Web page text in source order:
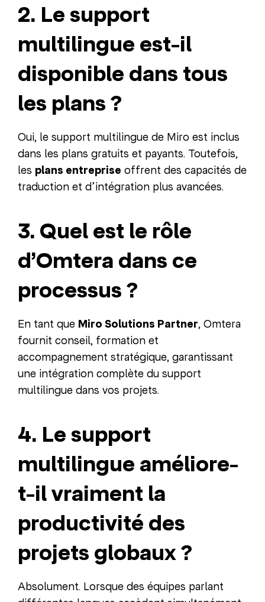
2. Le support
multilingue est-il
disponible dans tous
les plans ?
Oui, le support multilingue de Miro est inclus
dans les plans gratuits et payants. Toutefois,
les plans entreprise offrent des capacités de
traduction et d’intégration plus avancées.
3. Quel est le rôle
d’Omtera dans ce
processus ?
En tant que Miro Solutions Partner, Omtera
fournit conseil, formation et
accompagnement stratégique, garantissant
une intégration complète du support
multilingue dans vos projets.
4. Le support
multilingue améliore-
t-il vraiment la
productivité des
projets globaux ?
Absolument. Lorsque des équipes parlant